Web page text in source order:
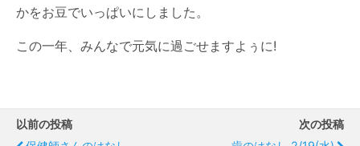
かをお豆でいっぱいにしました。
この一年、みんなで元気に過ごせますよぅに!
以前の投稿
次の投稿